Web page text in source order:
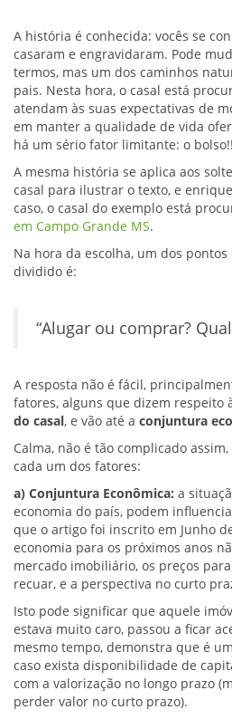
A história é conhecida: vocês se
casaram e engravidaram. Pode
termos, mas um dos caminhos
pais. Nesta hora, o casal está
atendam às suas expectativas de
em manter a qualidade de vida
há um sério fator limitante: o bolso!!
A mesma história se aplica aos
casal para ilustrar o texto, e
caso, o casal do exemplo está
em Campo Grande MS.
Na hora da escolha, um dos
dividido é:
“Alugar ou comprar?
A resposta não é fácil,
fatores, alguns que dizem respeito
do casal, e vão até a conjuntura
Calma, não é tão complicado
cada um dos fatores:
a) Conjuntura Econômica: a
economia do país, podem
que o artigo foi inscrito em Junho
economia para os próximos anos
mercado imobiliário, os preços
recuar, e a perspectiva no curto
Isto pode significar que aquele
estava muito caro, passou a ficar
mesmo tempo, demonstra que é
caso exista disponibilidade de
com a valorização no longo prazo
perder valor no curto prazo).